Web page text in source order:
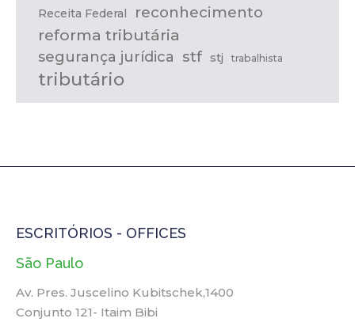
Receita Federal
reconhecimento
reforma tributária
segurança jurídica stf stj trabalhista
tributário
ESCRITÓRIOS - OFFICES
São Paulo
Av. Pres. Juscelino Kubitschek,1400
Conjunto 121- Itaim Bibi